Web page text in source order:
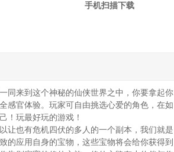
手机扫描下载
同来到这个神秘的仙侠世界之中，你要拿起你
感官体验。玩家可自由挑选心爱的角色，在如
！玩最好玩的游戏！
让也有危机四伏的多人的一个副本，我们就是
的应用自身的宝物，这些宝物将会给你获得到